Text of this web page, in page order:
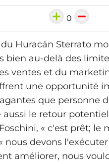
0
Huracán Sterrato
bien au‑delà des
ventes et du
une opportunité
que personne
le retour
« c'est prêt; le
nous devons
améliorer, nous